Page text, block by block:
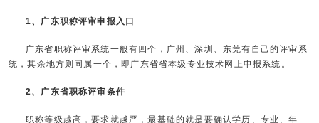
1、广东职称评审申报入口
广东省职称评审系统一般有四个，广州、深圳、东莞有自己的评审系
统，其余地方则同属一个，即广东省省本级专业技术网上申报系统。
2、广东省职称评审条件
职称等级越高，要求就越严，最基础的就是要确认学历、专业、年